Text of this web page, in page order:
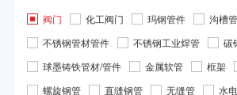
阀门 化工阀门 玛钢管件
沟槽
不锈钢管材管件
不锈钢工业焊管
碳
球墨铸铁管材/管件
金属软管 框架
螺旋钢管
直缝钢管 无缝管
水